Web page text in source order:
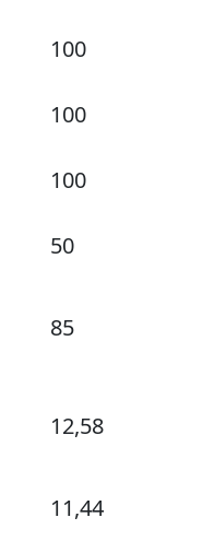
100
100
100
50
85
12,58
11,44